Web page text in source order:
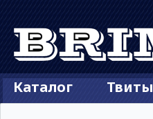
Каталог Твиты